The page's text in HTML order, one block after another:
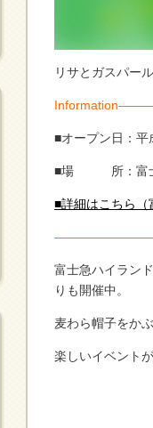
リサとガスパー
■オープン日：
■場 所：富士
■詳細はこちら（
富士急ハイラン
りも開催中。
麦わら帽子をか
楽しいイベント